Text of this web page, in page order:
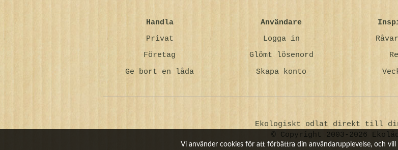
Handla
Privat
Företag
Ge bort en låda
Användare
Logga in
Glömt lösenord
Skapa konto
Ekologiskt odlat direkt till
© Copyright 2003-2026
Vi använder cookies för att förbättra din användarupplevelse, och vill